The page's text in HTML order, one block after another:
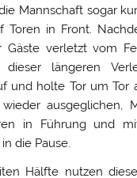
Mannschaft sogar
Toren in Front.
Gäste verletzt vom
längeren
und holte Tor um Tor
ausgeglichen,
in Führung und
die Pause.
Hälfte nutzen